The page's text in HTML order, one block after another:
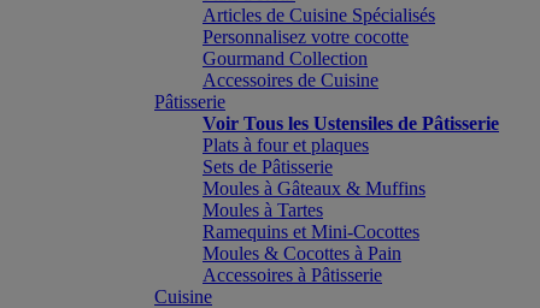
Articles de Cuisine Spécialisés
Personnalisez votre cocotte
Gourmand Collection
Accessoires de Cuisine
Pâtisserie
Voir Tous les Ustensiles de Pâtisserie
Plats à four et plaques
Sets de Pâtisserie
Moules à Gâteaux & Muffins
Moules à Tartes
Ramequins et Mini-Cocottes
Moules & Cocottes à Pain
Accessoires à Pâtisserie
Cuisine